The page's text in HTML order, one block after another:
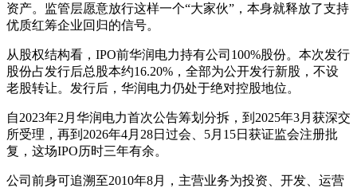
资产。监管层愿意放行这样一个“大家伙”，本身就释放了支持
优质红筹企业回归的信号。
从股权结构看，IPO前华润电力持有公司100%股份。本次发行
股份占发行后总股本约16.20%，全部为公开发行新股，不设
老股转让。发行后，华润电力仍处于绝对控股地位。
自2023年2月华润电力首次公告筹划分拆，到2025年3月获深交
所受理，再到2026年4月28日过会、5月15日获证监会注册批
复，这场IPO历时三年有余。
公司前身可追溯至2010年8月，主营业务为投资、开发、运营